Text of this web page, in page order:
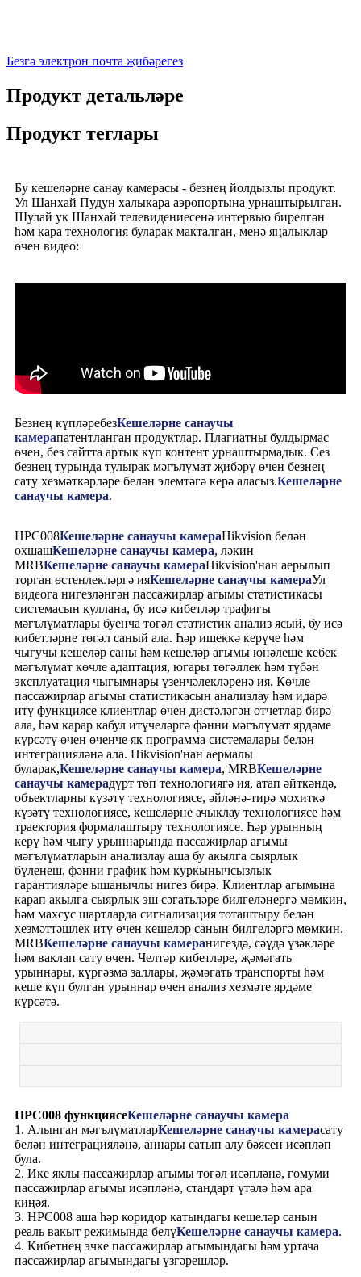
Безгә электрон почта җибәрегез
Продукт детальләре
Продукт теглары
Бу кешеләрне санау камерасы - безнең йолдызлы продукт.
Ул Шанхай Пудун халыкара аэропортына урнаштырылган.
Шулай ук ​​Шанхай телевидениесенә интервью бирелгән
һәм кара технология буларак макталган, менә яңалыклар
өчен видео:
Безнең күпләребезКешеләрне санаучы
камерапатентланган продуктлар. Плагиатны булдырмас
өчен, без сайтта артык күп контент урнаштырмадык. Сез
безнең турында тулырак мәгълүмат җибәрү өчен безнең
сату хезмәткәрләре белән элемтәгә керә аласыз.Кешеләрне
санаучы камера.
HPC008Кешеләрне санаучы камераHikvision белән
охшашКешеләрне санаучы камера, ләкин
MRBКешеләрне санаучы камераHikvision'нан аерылып
торган өстенлекләргә ияКешеләрне санаучы камераУл
видеога нигезләнгән пассажирлар агымы статистикасы
системасын куллана, бу исә кибетләр трафигы
мәгълүматлары буенча төгәл статистик анализ ясый, бу исә
кибетләрне төгәл саный ала. Һәр ишеккә керүче һәм
чыгучы кешеләр саны һәм кешеләр агымы юнәлеше кебек
мәгълүмат көчле адаптация, югары төгәллек һәм түбән
эксплуатация чыгымнары үзенчәлекләренә ия. Көчле
пассажирлар агымы статистикасын анализлау һәм идарә
итү функциясе клиентлар өчен дистәләгән отчетлар бирә
ала, һәм карар кабул итүчеләргә фәнни мәгълүмат ярдәме
күрсәтү өчен өченче як программа системалары белән
интеграцияләнә ала. Hikvision'нан аермалы
буларак,Кешеләрне санаучы камера, MRBКешеләрне
санаучы камерадүрт төп технологиягә ия, атап әйткәндә,
объектларны күзәтү технологиясе, әйләнә-тирә мохиткә
күзәтү технологиясе, кешеләрне ачыклау технологиясе һәм
траектория формалаштыру технологиясе. Һәр урынның
керү һәм чыгу урыннарында пассажирлар агымы
мәгълүматларын анализлау аша бу акылга сыярлык
бүленеш, фәнни график һәм куркынычсызлык
гарантияләре ышанычлы нигез бирә. Клиентлар агымына
карап акылга сыярлык эш сәгатьләре билгеләнергә мөмкин,
һәм махсус шартларда сигнализация тоташтыру белән
хезмәттәшлек итү өчен кешеләр санын билгеләргә мөмкин.
MRBКешеләрне санаучы камеранигездә, сәүдә үзәкләре
һәм ваклап сату өчен. Челтәр кибетләре, җәмәгать
урыннары, күргәзмә заллары, җәмәгать транспорты һәм
кеше күп булган урыннар өчен анализ хезмәте ярдәме
күрсәтә.
HPC008 функциясеКешеләрне санаучы камера
1. Алынган мәгълүматларКешеләрне санаучы камерасату
белән интеграцияләнә, аннары сатып алу бәясен исәпләп
була.
2. Ике яклы пассажирлар агымы төгәл исәпләнә, гомуми
пассажирлар агымы исәпләнә, стандарт үтәлә һәм ара
киңәя.
3. HPC008 аша һәр коридор катындагы кешеләр санын
реаль вакыт режимында белүКешеләрне санаучы камера.
4. Кибетнең эчке пассажирлар агымындагы һәм уртача
пассажирлар агымындагы үзгәрешләр.